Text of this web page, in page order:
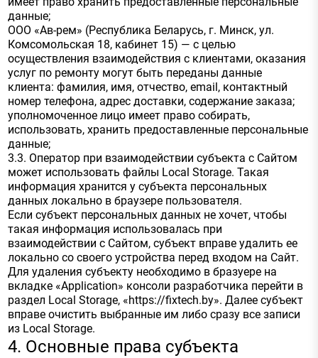
данные;
ООО «Ав-рем» (Республика Беларусь, г. Минск, ул.
Комсомольская 18, кабинет 15) — с целью
осуществления взаимодействия с клиентами, оказания
услуг по ремонту могут быть переданы данные
клиента: фамилия, имя, отчество, email, контактный
номер телефона, адрес доставки, содержание заказа;
уполномоченное лицо имеет право собирать,
использовать, хранить предоставленные персональные
данные;
3.3. Оператор при взаимодействии субъекта с Сайтом
может использовать файлы Local Storage. Такая
информация хранится у субъекта персональных
данных локально в браузере пользователя.
Если субъект персональных данных не хочет, чтобы
такая информация использовалась при
взаимодействии с Сайтом, субъект вправе удалить ее
локально со своего устройства перед входом на Сайт.
Для удаления субъекту необходимо в бразуере на
вкладке «Application» консоли разработчика перейти в
раздел Local Storage, «https://fixtech.by». Далее субъект
вправе очистить выбранные им либо сразу все записи
из Local Storage.
4. Основные права субъекта